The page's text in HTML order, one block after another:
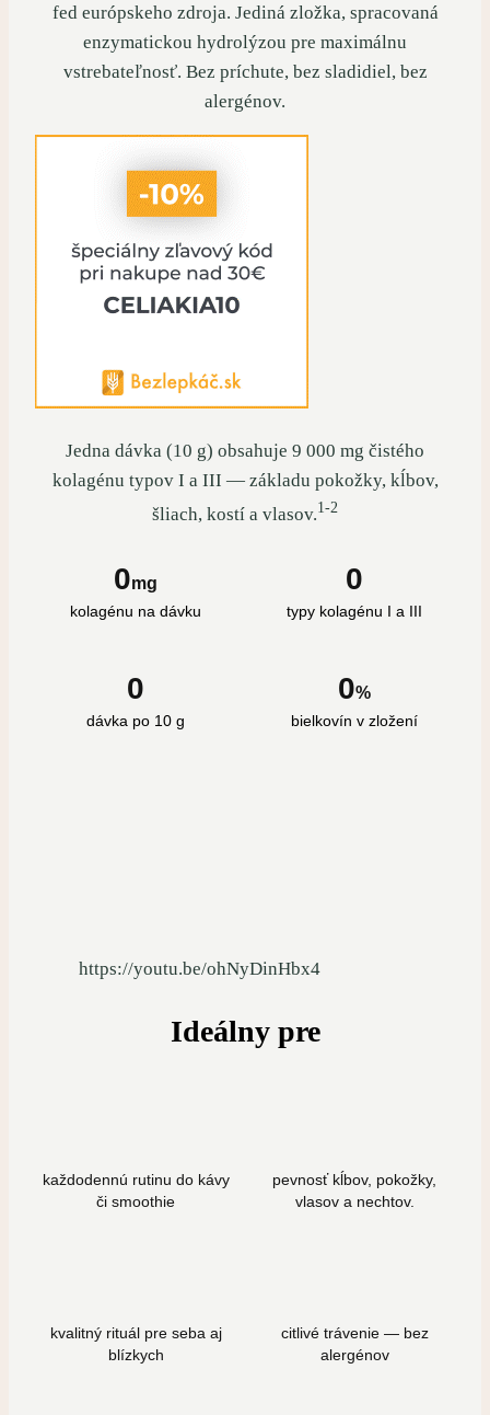
fed európskeho zdroja. Jediná zložka, spracovaná
enzymatickou hydrolýzou pre maximálnu
vstrebateľnosť. Bez príchute, bez sladidiel, bez
alergénov.
Jedna dávka (10 g) obsahuje 9 000 mg čistého
kolagénu typov I a III — základu pokožky, kĺbov,
šliach, kostí a vlasov.1-2
0mg
kolagénu na dávku
0
typy kolagénu I a III
0
dávka po 10 g
0%
bielkovín v zložení
https://youtu.be/ohNyDinHbx4
Ideálny pre
každodennú rutinu do kávy
či smoothie
pevnosť kĺbov, pokožky,
vlasov a nechtov.
kvalitný rituál pre seba aj
blízkych
citlivé trávenie — bez
alergénov